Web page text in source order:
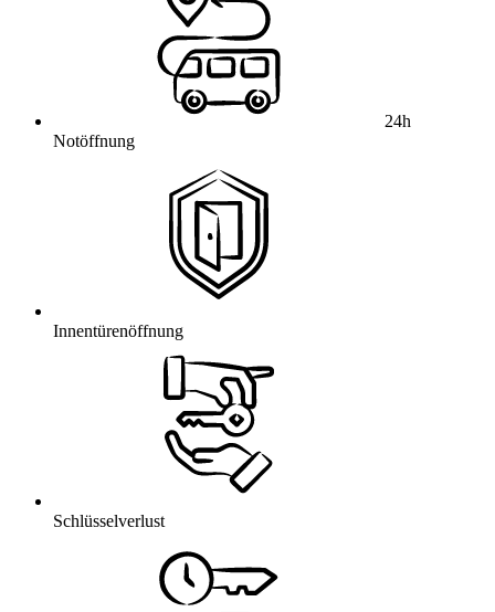
24h
Notöffnung
Innentürenöffnung
Schlüsselverlust